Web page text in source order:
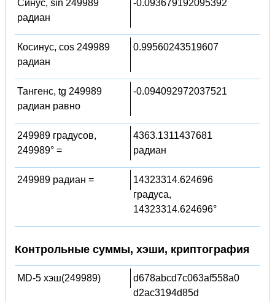
Синус, sin 249989
радиан
-0.093679192095392
Косинус, cos 249989
радиан
0.99560243519607
Тангенс, tg 249989
радиан равно
-0.094092972037521
249989 градусов,
249989° =
4363.1311437681
радиан
249989 радиан =
14323314.624696
градуса,
14323314.624696°
Контрольные суммы, хэши, криптография
MD-5 хэш(249989)
d678abcd7c063af558a0
d2ac3194d85d